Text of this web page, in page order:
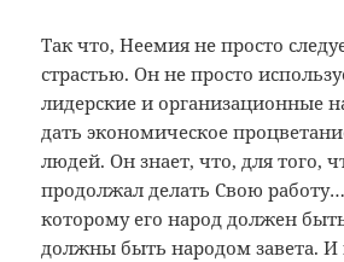
Так что, Неемия не просто
страстью. Он не просто
лидерские и организационные
дать экономическое
людей. Он знает, что, для того,
продолжал делать Свою работу…
которому его народ должен
должны быть народом завета. И